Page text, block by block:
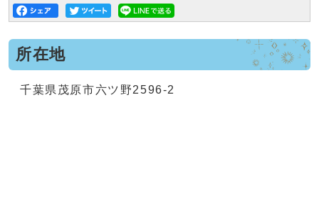
所在地
千葉県茂原市六ツ野2596-2